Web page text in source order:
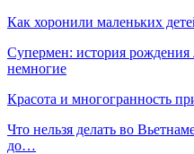
Как хоронили маленьких
Супермен: история рождения
немногие
Красота и многогранность
Что нельзя делать во
до…